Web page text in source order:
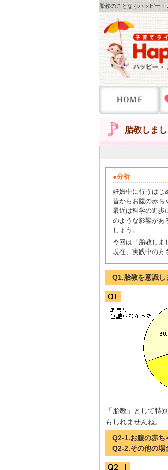
胎教のことならハッピー・
胎教しま
●分析
妊娠中に行うはじ
昔からお腹の赤ち
最近は科学の進歩
のような影響があ
しょう。
今回は「胎教しま
現在、実践中の方
Q1.胎教を意識し
「胎教」として特
もしれませんね。
Q2-1.お腹の赤ち
Q2-2.その他の場